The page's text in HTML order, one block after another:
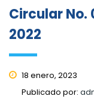
Circular No.
2022
18 enero, 2023
Publicado por: